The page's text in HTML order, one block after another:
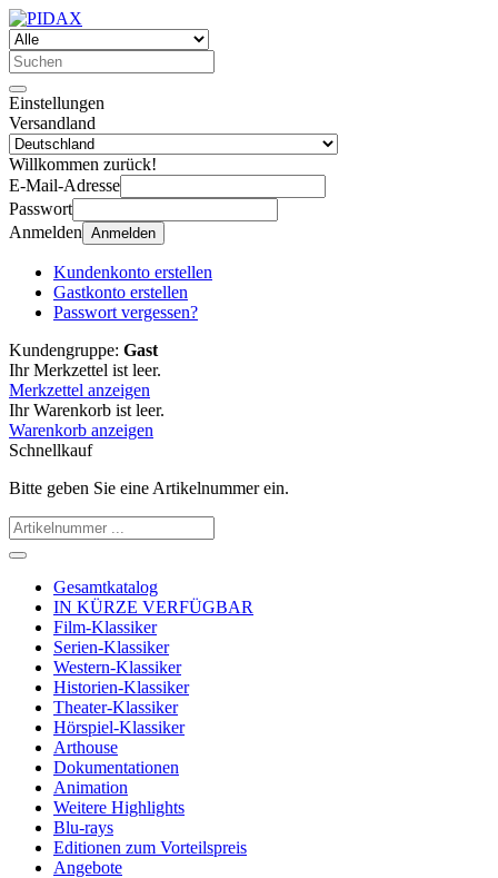
Einstellungen
Versandland
Willkommen zurück!
E-Mail-Adresse
Passwort
Anmelden Anmelden
Kundenkonto erstellen
Gastkonto erstellen
Passwort vergessen?
Kundengruppe: Gast
Ihr Merkzettel ist leer.
Merkzettel anzeigen
Ihr Warenkorb ist leer.
Warenkorb anzeigen
Schnellkauf
Bitte geben Sie eine Artikelnummer ein.
Gesamtkatalog
IN KÜRZE VERFÜGBAR
Film-Klassiker
Serien-Klassiker
Western-Klassiker
Historien-Klassiker
Theater-Klassiker
Hörspiel-Klassiker
Arthouse
Dokumentationen
Animation
Weitere Highlights
Blu-rays
Editionen zum Vorteilspreis
Angebote